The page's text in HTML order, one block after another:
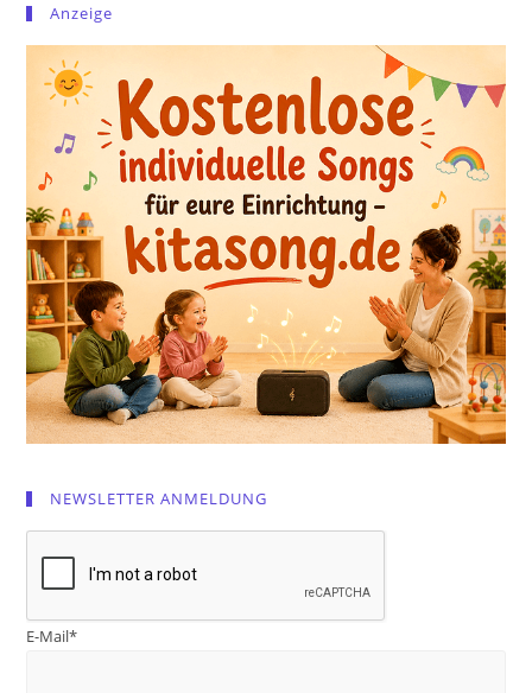
Anzeige
NEWSLETTER ANMELDUNG
E-Mail*